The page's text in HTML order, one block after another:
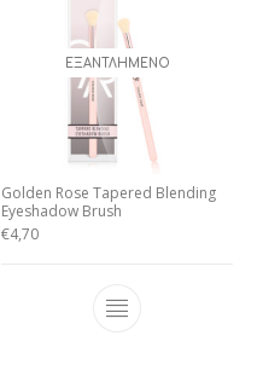
ΕΞΑΝΤΛΗΜΈΝΟ
Golden Rose Tapered Blending
Eyeshadow Brush
€4,70